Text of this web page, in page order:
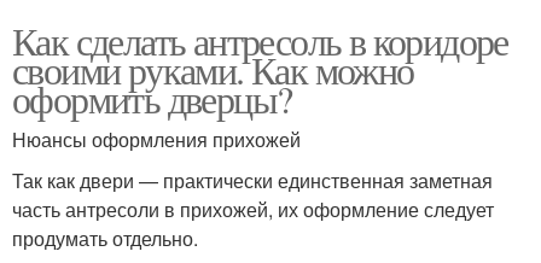
Как сделать антресоль в коридоре
своими руками. Как можно
оформить дверцы?
Нюансы оформления прихожей
Так как двери — практически единственная заметная
часть антресоли в прихожей, их оформление следует
продумать отдельно.